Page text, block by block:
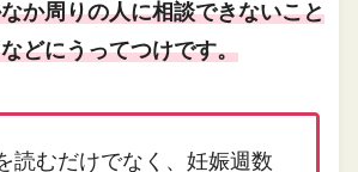
か周りの人に相談できないこと
どにうってつけです。
読むだけでなく、妊娠週数